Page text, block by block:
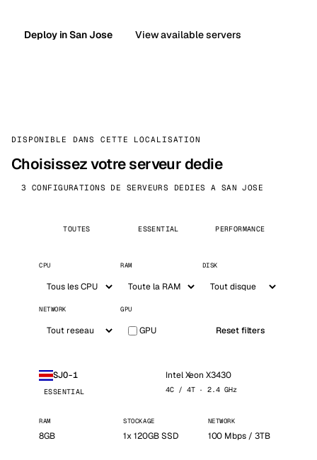
Deploy in San Jose View available servers
DISPONIBLE DANS CETTE LOCALISATION
Choisissez votre serveur dedie
3 CONFIGURATIONS DE SERVEURS DEDIES A SAN JOSE
TOUTES ESSENTIAL PERFORMANCE
CPU RAM DISK
NETWORK GPU
GPU Reset filters
SJO-1
ESSENTIAL
Intel Xeon X3430
4C / 4T · 2.4 GHz
RAM
8GB
STOCKAGE
1x 120GB SSD
NETWORK
100 Mbps / 3TB